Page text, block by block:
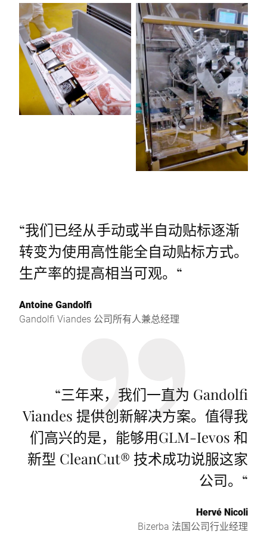
“我们已经从手动或半自动贴标逐渐
转变为使用高性能全自动贴标方式。
生产率的提高相当可观。 “
Antoine Gandolfi
Gandolfi Viandes 公司所有人兼总经理
“三年来，我们一直为 Gandolfi
Viandes 提供创新解决方案。值得我
们高兴的是，能够用GLM-Ievos 和
新型 CleanCut® 技术成功说服这家
公司。 “
Hervé Nicoli
Bizerba 法国公司行业经理